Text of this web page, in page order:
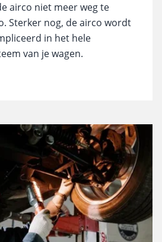
airco niet meer weg te
Sterker nog, de airco wordt
in het hele
van je wagen.